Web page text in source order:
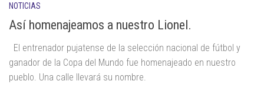
NOTICIAS
Así homenajeamos a nuestro Lionel.
El entrenador pujatense de la selección nacional de fútbol y
ganador de la Copa del Mundo fue homenajeado en nuestro
pueblo. Una calle llevará su nombre.